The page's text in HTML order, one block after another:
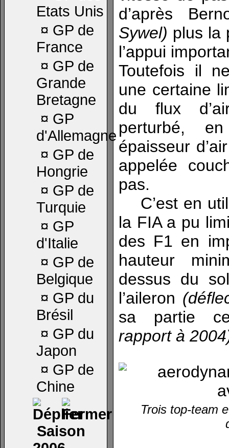
Etats Unis
¤ GP de
France
¤ GP de
Grande
Bretagne
¤ GP
d'Allemagne
¤ GP de
Hongrie
¤ GP de
Turquie
¤ GP
d'Italie
¤ GP de
Belgique
¤ GP du
Brésil
¤ GP du
Japon
¤ GP de
Chine
Saison
d’après
Sywel) plus la
l’appui
Toutefois il
une certaine
du flux
perturbé,
épaisseur
appelée
pas.
C’est en
la FIA a pu
des F1 en
hauteur
dessus du
l’aileron
sa partie
rapport à
Trois top-team